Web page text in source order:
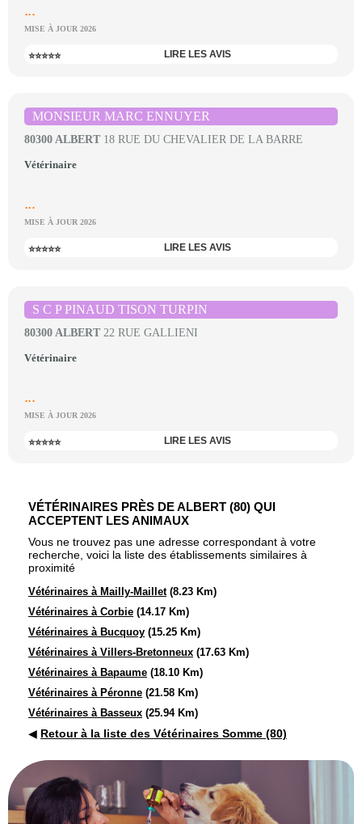
...
MISE À JOUR 2026
⭐⭐⭐⭐⭐ LIRE LES AVIS
MONSIEUR MARC ENNUYER
80300 ALBERT 18 RUE DU CHEVALIER DE LA BARRE
Vétérinaire
...
MISE À JOUR 2026
⭐⭐⭐⭐⭐ LIRE LES AVIS
S C P PINAUD TISON TURPIN
80300 ALBERT 22 RUE GALLIENI
Vétérinaire
...
MISE À JOUR 2026
⭐⭐⭐⭐⭐ LIRE LES AVIS
VÉTÉRINAIRES PRÈS DE ALBERT (80) QUI
ACCEPTENT LES ANIMAUX
Vous ne trouvez pas une adresse correspondant à votre
recherche, voici la liste des établissements similaires à
proximité
Vétérinaires à Mailly-Maillet(8.23 Km)
Vétérinaires à Corbie (14.17 Km)
Vétérinaires à Bucquoy (15.25 Km)
Vétérinaires à Villers-Bretonneux (17.63 Km)
Vétérinaires à Bapaume (18.10 Km)
Vétérinaires à Péronne (21.58 Km)
Vétérinaires à Basseux (25.94 Km)
◀ Retour à la liste des Vétérinaires Somme (80)